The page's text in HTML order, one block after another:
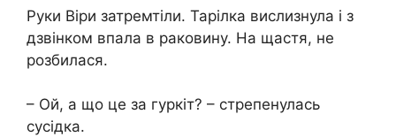
Руки Віри затремтіли. Тарілка вислизнула і з
дзвінком впала в раковину. На щастя, не
розбилася.
– Ой, а що це за гуркіт? – стрепенулась
сусідка.